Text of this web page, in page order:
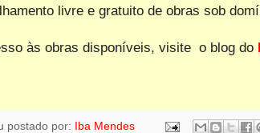
livre e gratuito de obras sob
às obras disponíveis, visite o blog do
postado por: Iba Mendes